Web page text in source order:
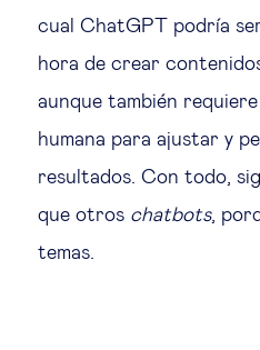
cual ChatGPT podría
hora de crear
aunque también
humana para ajustar y
resultados. Con todo,
que otros chatbots,
temas.